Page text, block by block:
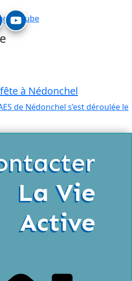
Youtube
à Nédonchel
de Nédonchel s’est déroulée le
La Vie
Active